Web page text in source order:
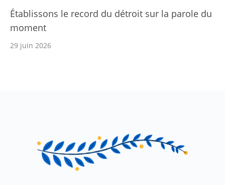
Établissons le record du détroit sur la parole du
moment
29 juin 2026